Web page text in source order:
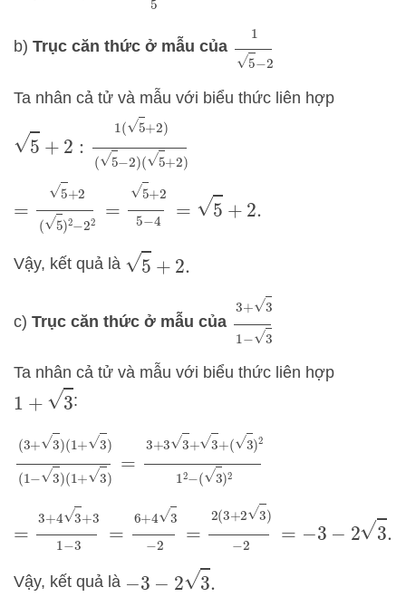
b) Trục căn thức ở mẫu của 5−
Ta nhân cả tử và mẫu với biểu thức liên hợp
+2 (5−2)(5
2(5)2 =5+2 =5
Vậy, kết quả là 5+2.
c) Trục căn thức ở mẫu của
3+31
Ta nhân cả tử và mẫu với biểu thức liên hợp
1 +3 :
(3+3)(1+3)( )(1+3)
+33+3+(3)212
+43+31 =6+43 (3+23)−
Vậy, kết quả là −3−2 3.